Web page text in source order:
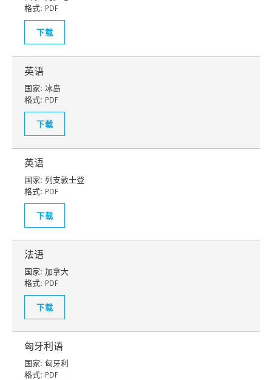
格式: PDF
下载
英语
国家: 冰岛
格式: PDF
下载
英语
国家: 列支敦士登
格式: PDF
下载
法语
国家: 加拿大
格式: PDF
下载
匈牙利语
国家: 匈牙利
格式: PDF